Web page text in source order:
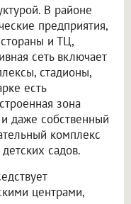
В районе
предприятия,
и ТЦ,
сеть включает
стадионы,
есть
зона
даже собственный
комплекс
садов.
центрами,